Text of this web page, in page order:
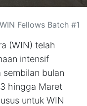
Fellows Batch #1
(WIN) telah
intensif
sembilan bulan
hingga Maret
untuk WIN